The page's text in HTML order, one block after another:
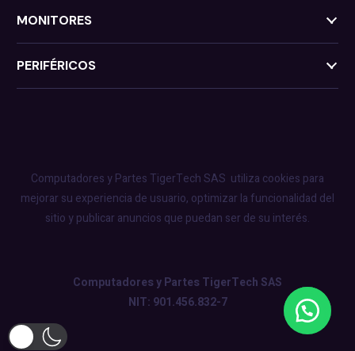
MONITORES
PERIFÉRICOS
Computadores y Partes TigerTech SAS utiliza cookies para
mejorar su experiencia de usuario, optimizar la funcionalidad del
sitio y publicar anuncios que puedan ser de su interés.
Computadores y Partes TigerTech SAS
NIT: 901.456.832-7